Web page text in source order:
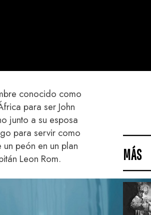
MÁS
conocido como
para ser John
junto a su esposa
para servir como
peón en un plan
Leon Rom.